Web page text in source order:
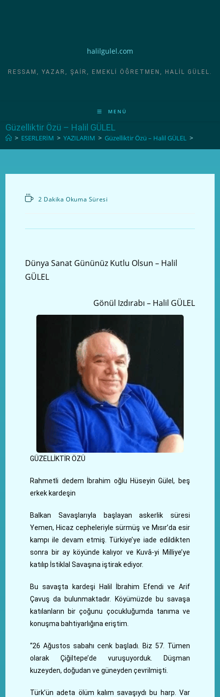
halilgulel.com
RESSAM, YAZAR, ŞAIR, EMEKLI ÖĞRETMEN, HALIL GÜLEL.
MENÜ
Güzelliktir Özü – Halil GÜLEL
> ESERLERİM > YAZILARIM > Güzelliktir Özü – Halil GÜLEL >
2 Dakika Okuma Süresi
Dünya Sanat Gününüz Kutlu Olsun – Halil
GÜLEL
Gönül Izdırabı – Halil GÜLEL
GÜZELLİKTİR ÖZÜ
Rahmetli dedem İbrahim oğlu Hüseyin Gülel, beş
erkek kardeşin
Balkan Savaşlarıyla başlayan askerlik süresi
Yemen, Hicaz cepheleriyle sürmüş ve Mısır’da esir
kampı ile devam etmiş. Türkiye’ye iade edildikten
sonra bir ay köyünde kalıyor ve Kuvâ-yi Milliye’ye
katılıp İstiklal Savaşına iştirak ediyor.
Bu savaşta kardeşi Halil İbrahim Efendi ve Arif
Çavuş da bulunmaktadır. Köyümüzde bu savaşa
katılanların bir çoğunu çocukluğumda tanıma ve
konuşma bahtiyarlığına eriştim.
“26 Ağustos sabahı cenk başladı. Biz 57. Tümen
olarak Çiğiltepe’de vuruşuyorduk. Düşman
kuzeyden, doğudan ve güneyden çevrilmişti.
Türk’ün adeta ölüm kalım savaşıydı bu harp. Var